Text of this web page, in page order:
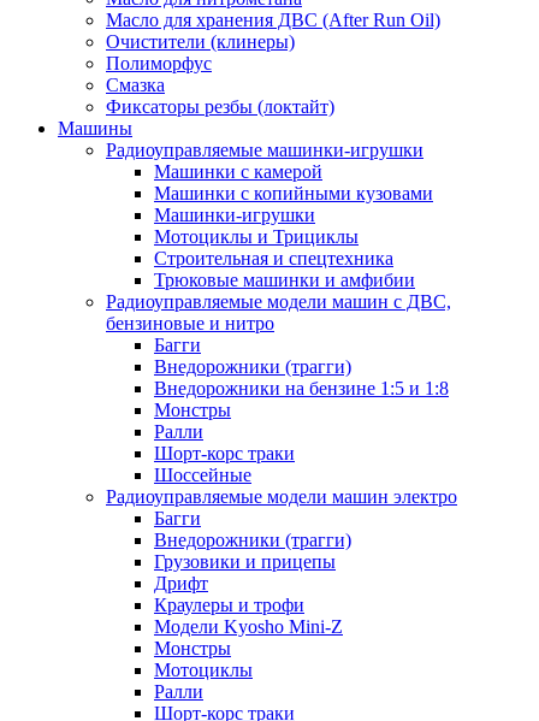
Масло для хранения ДВС (After Run Oil)
Очистители (клинеры)
Полиморфус
Смазка
Фиксаторы резбы (локтайт)
Машины
Радиоуправляемые машинки-игрушки
Машинки с камерой
Машинки с копийными кузовами
Машинки-игрушки
Мотоциклы и Трициклы
Строительная и спецтехника
Трюковые машинки и амфибии
Радиоуправляемые модели машин с ДВС,
бензиновые и нитро
Багги
Внедорожники (трагги)
Внедорожники на бензине 1:5 и 1:8
Монстры
Ралли
Шорт-корс траки
Шоссейные
Радиоуправляемые модели машин электро
Багги
Внедорожники (трагги)
Грузовики и прицепы
Дрифт
Краулеры и трофи
Модели Kyosho Mini-Z
Монстры
Мотоциклы
Ралли
Шорт-корс траки